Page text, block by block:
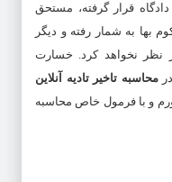
قرار گرفته، مستحق
بها به شمار رفته و دیگر
نظر نخواهد کرد‌. خسارت
محاسبه تاخیر تادیه آنلاین
و با فرمول خاص محاسبه